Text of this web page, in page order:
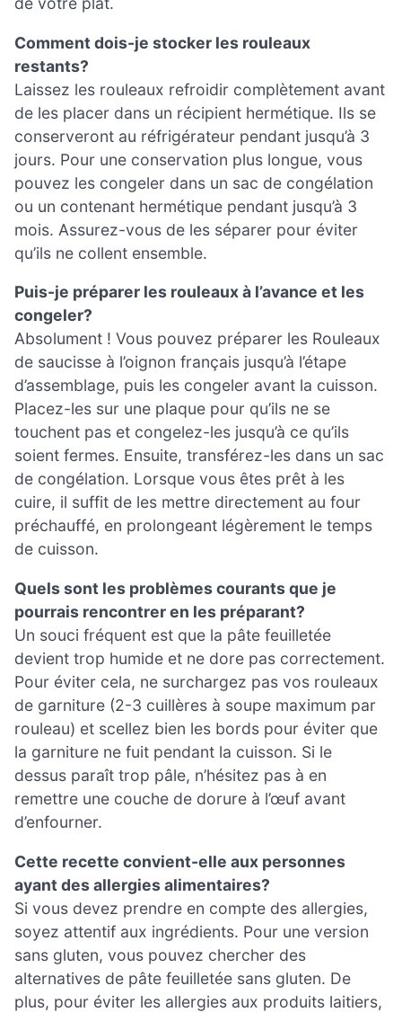
Comment dois-je stocker les rouleaux
restants?
Laissez les rouleaux refroidir complètement avant
de les placer dans un récipient hermétique. Ils se
conserveront au réfrigérateur pendant jusqu’à 3
jours. Pour une conservation plus longue, vous
pouvez les congeler dans un sac de congélation
ou un contenant hermétique pendant jusqu’à 3
mois. Assurez-vous de les séparer pour éviter
qu’ils ne collent ensemble.
Puis-je préparer les rouleaux à l’avance et les
congeler?
Absolument ! Vous pouvez préparer les Rouleaux
de saucisse à l’oignon français jusqu’à l’étape
d’assemblage, puis les congeler avant la cuisson.
Placez-les sur une plaque pour qu’ils ne se
touchent pas et congelez-les jusqu’à ce qu’ils
soient fermes. Ensuite, transférez-les dans un sac
de congélation. Lorsque vous êtes prêt à les
cuire, il suffit de les mettre directement au four
préchauffé, en prolongeant légèrement le temps
de cuisson.
Quels sont les problèmes courants que je
pourrais rencontrer en les préparant?
Un souci fréquent est que la pâte feuilletée
devient trop humide et ne dore pas correctement.
Pour éviter cela, ne surchargez pas vos rouleaux
de garniture (2-3 cuillères à soupe maximum par
rouleau) et scellez bien les bords pour éviter que
la garniture ne fuit pendant la cuisson. Si le
dessus paraît trop pâle, n’hésitez pas à en
remettre une couche de dorure à l’œuf avant
d’enfourner.
Cette recette convient-elle aux personnes
ayant des allergies alimentaires?
Si vous devez prendre en compte des allergies,
soyez attentif aux ingrédients. Pour une version
sans gluten, vous pouvez chercher des
alternatives de pâte feuilletée sans gluten. De
plus, pour éviter les allergies aux produits laitiers,